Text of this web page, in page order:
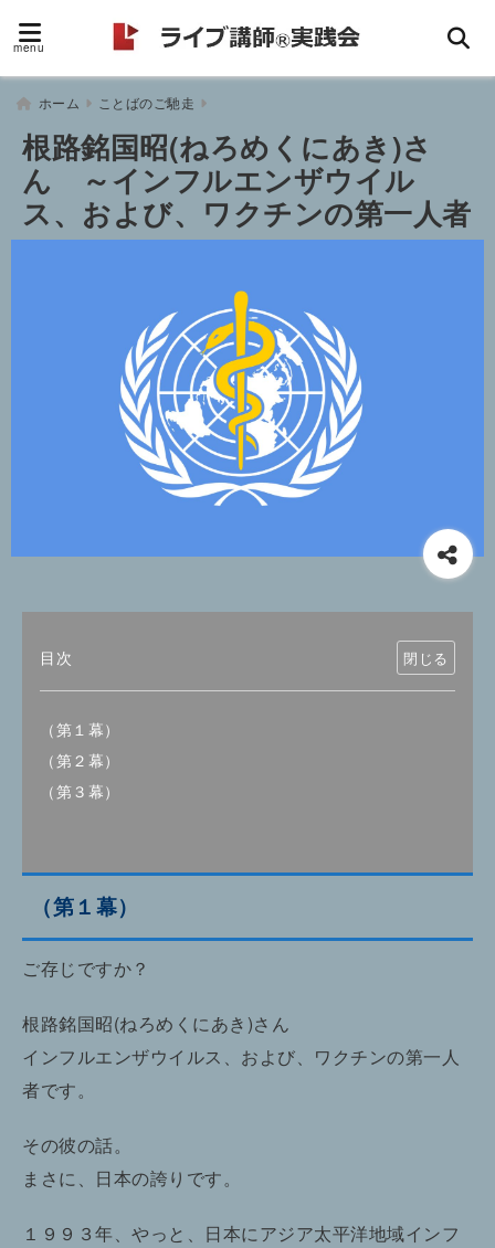
menu
ホーム ことばのご馳走
根路銘国昭(ねろめくにあき)さ
ん ～インフルエンザウイル
ス、および、ワクチンの第一人者
目次
（第１幕）
（第２幕）
（第３幕）
（第１幕）
ご存じですか？
根路銘国昭(ねろめくにあき)さん
インフルエンザウイルス、および、ワクチンの第一人
者です。
その彼の話。
まさに、日本の誇りです。
１９９３年、やっと、日本にアジア太平洋地域インフ